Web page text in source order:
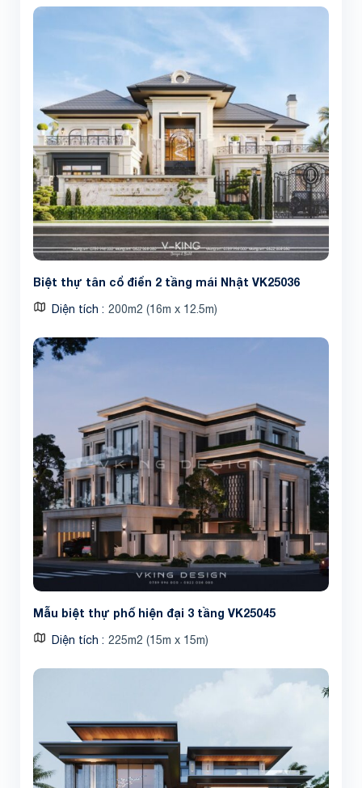
Biệt thự tân cổ điển 2 tầng mái Nhật VK25036
Diện tích 200m2 (16m x 12.5m)
Mẫu biệt thự phố hiện đại 3 tầng VK25045
Diện tích 225m2 (15m x 15m)